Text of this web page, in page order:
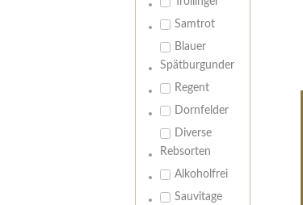
Samtrot
Blauer
Spätburgunder
Regent
Dornfelder
Diverse
Rebsorten
Alkoholfrei
Sauvitage